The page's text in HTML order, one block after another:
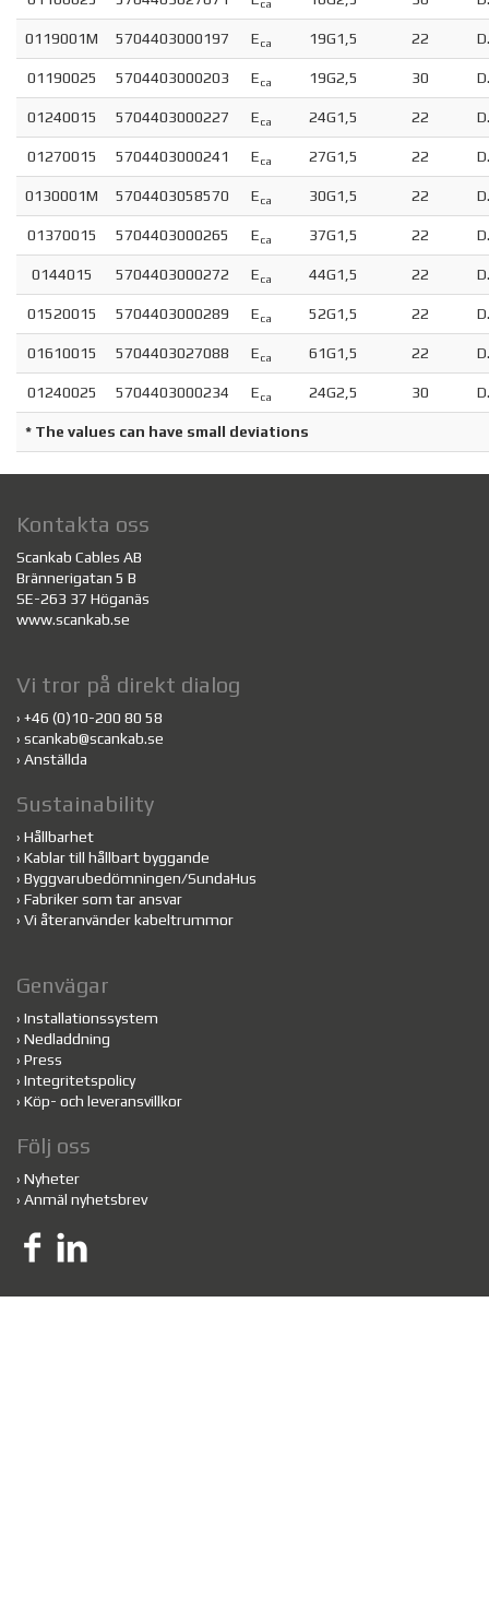
ca
0119001M 5704403000197 Eca 19G1,5 22
01190025 5704403000203 Eca 19G2,5 30
01240015 5704403000227 Eca 24G1,5 22
01270015 5704403000241 Eca 27G1,5 22
0130001M 5704403058570 Eca 30G1,5 22
01370015 5704403000265 Eca 37G1,5 22
0144015 5704403000272 Eca 44G1,5 22
01520015 5704403000289 Eca 52G1,5 22
01610015 5704403027088 Eca 61G1,5 22
01240025 5704403000234 Eca 24G2,5 30
* The values can have small deviations
Kontakta oss
Scankab Cables AB
Brännerigatan 5 B
SE-263 37 Höganäs
www.scankab.se
Vi tror på direkt dialog
› +46 (0)10-200 80 58
› scankab@scankab.se
› Anställda
Sustainability
› Hållbarhet
› Kablar till hållbart byggande
› Byggvarubedömningen/SundaHus
› Fabriker som tar ansvar
› Vi återanvänder kabeltrummor
Genvägar
› Installationssystem
› Nedladdning
› Press
› Integritetspolicy
› Köp- och leveransvillkor
Följ oss
› Nyheter
› Anmäl nyhetsbrev